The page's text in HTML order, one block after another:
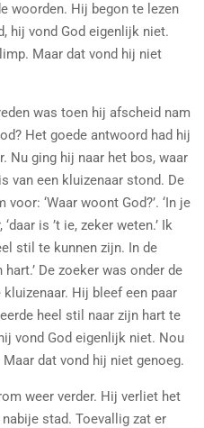
woorden. Hij begon te lezen
hij vond God eigenlijk niet.
Maar dat vond hij niet
was toen hij afscheid nam
Het goede antwoord had hij
Nu ging hij naar het bos, waar
van een kluizenaar stond. De
‘Waar woont God?’. ‘In je
is ’t ie, zeker weten.’ Ik
stil te kunnen zijn. In de
De zoeker was onder de
Hij bleef een paar
heel stil naar zijn hart te
vond God eigenlijk niet. Nou
dat vond hij niet genoeg.
weer verder. Hij verliet het
stad. Toevallig zat er